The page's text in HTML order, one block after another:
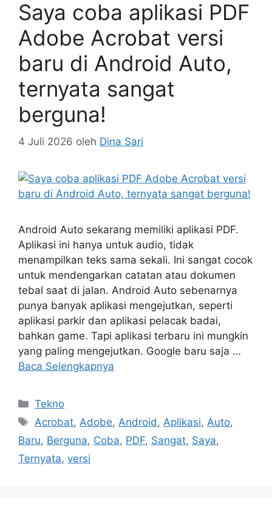
Saya coba aplikasi PDF
Adobe Acrobat versi
baru di Android Auto,
ternyata sangat
berguna!
4 Juli 2026 oleh Dina Sari
Android Auto sekarang memiliki aplikasi PDF.
Aplikasi ini hanya untuk audio, tidak
menampilkan teks sama sekali. Ini sangat cocok
untuk mendengarkan catatan atau dokumen
tebal saat di jalan. Android Auto sebenarnya
punya banyak aplikasi mengejutkan, seperti
aplikasi parkir dan aplikasi pelacak badai,
bahkan game. Tapi aplikasi terbaru ini mungkin
yang paling mengejutkan. Google baru saja …
Baca Selengkapnya
Kategori
Tekno
Tag
Acrobat, Adobe, Android , Aplikasi, Auto,
Baru, Berguna, Coba, PDF, Sangat, Saya,
Ternyata, versi